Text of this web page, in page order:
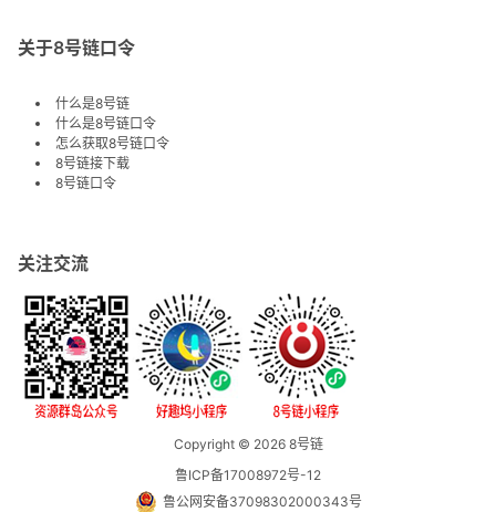
关于8号链口令
什么是8号链
什么是8号链口令
怎么获取8号链口令
8号链接下载
8号链口令
关注交流
Copyright © 20268号链
鲁ICP备17008972号-12
鲁公网安备37098302000343号